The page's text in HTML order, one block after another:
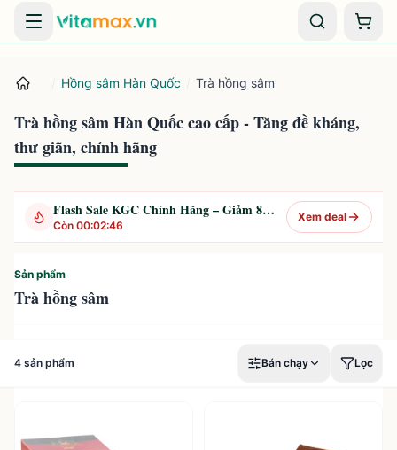
Danh mục Giỏ
Hồng sâm Hàn Quốc Trà hồng sâm
Trà hồng sâm Hàn Quốc cao cấp - Tăng đề kháng,
thư giãn, chính hãng
Flash Sale KGC Chính Hãng – Giảm 8% Mỗi Ngày
Còn 00:02:46
Xem deal
Sản phẩm
Trà hồng sâm
4 sản phẩm Bán chạy Lọc